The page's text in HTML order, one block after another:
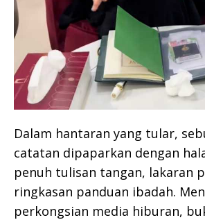
Dalam hantaran yang tular,
catatan dipaparkan dengan
penuh tulisan tangan, lakaran
ringkasan panduan ibadah.
perkongsian media hiburan,